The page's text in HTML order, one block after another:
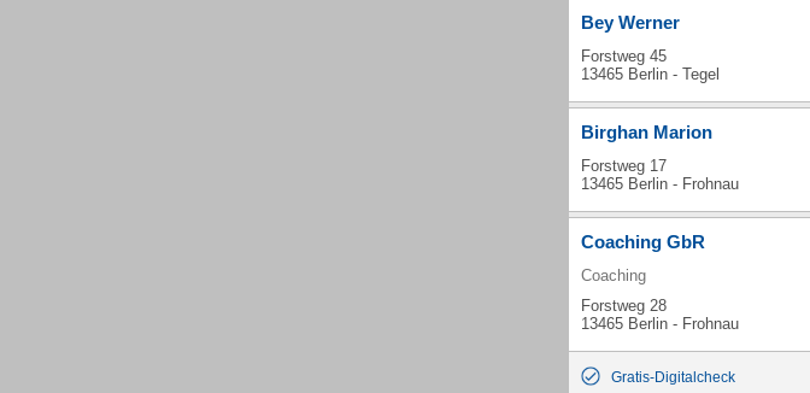
Bey Werner
Forstweg 45
13465 Berlin - Tegel
Birghan Marion
Forstweg 17
13465 Berlin - Frohnau
Coaching GbR
Coaching
Forstweg 28
13465 Berlin - Frohnau
Gratis-Digitalcheck